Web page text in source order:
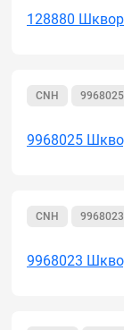
128880
CNН 9968025
9968025
CNН 9968023
9968023